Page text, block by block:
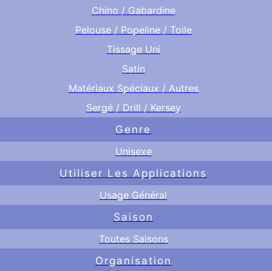
Chino / Gabardine
Pelouse / Popeline / Toile
Tissage Uni
Satin
Matériaux Spéciaux / Autres
Sergé / Drill / Kersey
Genre
Unisexe
Utiliser Les Applications
Usage Général
Saison
Toutes Saisons
Organisation